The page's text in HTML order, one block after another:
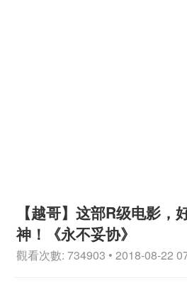
【越哥】这部R级电影，
神！《永不妥协》
觀看次數: 734903 • 2018-08-22